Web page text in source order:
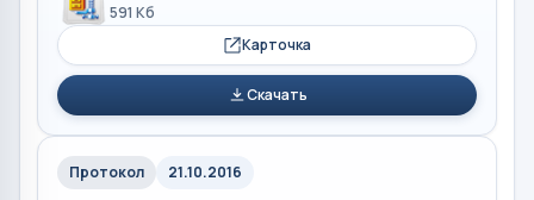
591 Кб
Карточка
Скачать
Протокол 21.10.2016